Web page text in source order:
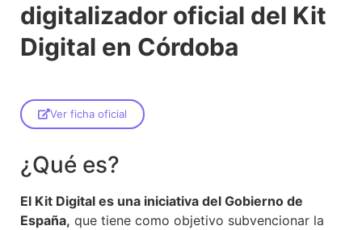
digitalizador oficial del Kit
Digital en Córdoba
Ver ficha oficial
¿Qué es?
El Kit Digital es una iniciativa del Gobierno de
España, que tiene como objetivo subvencionar la